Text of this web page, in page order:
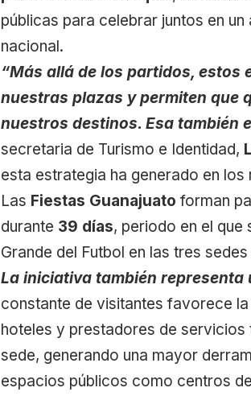
públicas para celebrar juntos en
nacional.
“Más allá de los partidos, estos
nuestras plazas y permiten que
nuestros destinos. Esa también
secretaria de Turismo e Identidad,
esta estrategia ha generado en
Las Fiestas Guanajuato forman
durante 39 días, periodo en el
Grande del Futbol en las tres
La iniciativa también representa
constante de visitantes favorece
hoteles y prestadores de
sede, generando una mayor
espacios públicos como centros